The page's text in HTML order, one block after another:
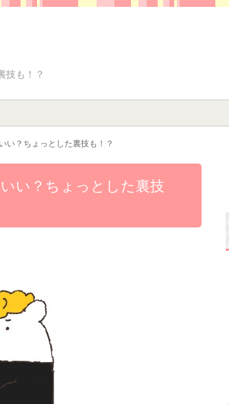
技も！？
い？ちょっとした裏技も！？
い？ちょっとした裏技